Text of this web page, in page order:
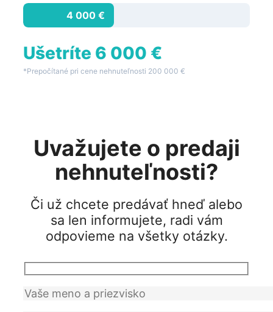
4 000 €
Ušetríte 6 000 €
*Prepočítané pri cene nehnuteľnosti 200 000 €
Uvažujete o predaji
nehnuteľnosti?
Či už chcete predávať hneď alebo
sa len informujete, radi vám
odpovieme na všetky otázky.